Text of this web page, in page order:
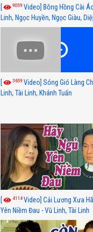
[ 9059 Video] Bông Hồng Cài
Linh, Ngọc Huyền, Ngọc Giàu,
[ 3659 Video] Sóng Gió Làng
Linh, Tài Linh, Khánh Tuấn
[ 4114Video] Cải Lương Xưa
Yên Niềm Đau - Vũ Linh, Tài Linh